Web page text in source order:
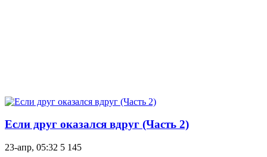
Если друг оказался вдруг (Часть 2)
23-апр, 05:32 5 145